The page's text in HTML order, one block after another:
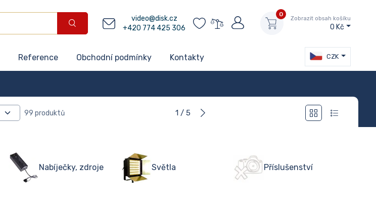
video@disk.cz
+420 774 425 306
0
Zobrazit obsah košíku
0 Kč
Reference Obchodní podmínky Kontakty CZK
99 produktů 1 / 5
Nabíječky, zdroje Světla Příslušenství